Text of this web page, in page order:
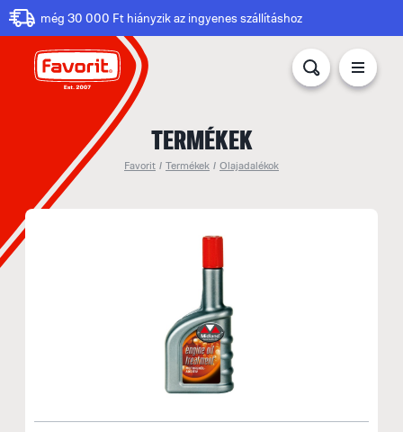
még 30 000 Ft hiányzik az ingyenes szállításhoz
TERMÉKEK
Favorit / Termékek / Olajadalékok